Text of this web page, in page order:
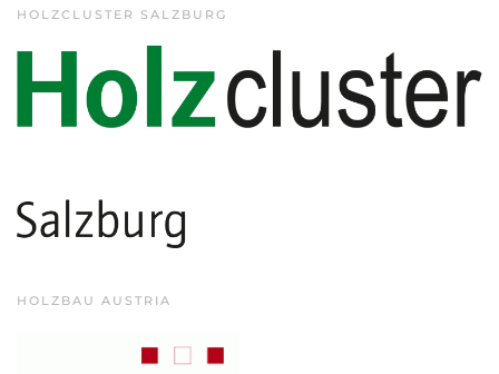
HOLZCLUSTER SALZBURG
HOLZBAU AUSTRIA